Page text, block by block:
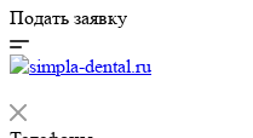
Подать заявку